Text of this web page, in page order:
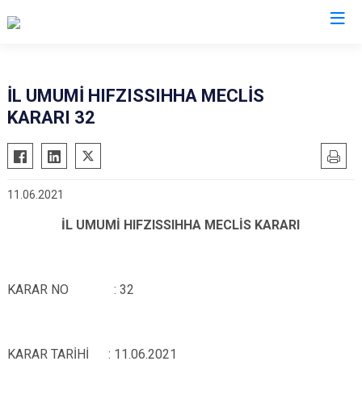
Afşin
Andırın
Ekinözü
Onikişubat
İL UMUMİ HIFZISSIHHA MECLİS
KARARI 32
11.06.2021
İL UMUMİ HIFZISSIHHA MECLİS KARARI
KARAR NO : 32
KARAR TARİHİ : 11.06.2021